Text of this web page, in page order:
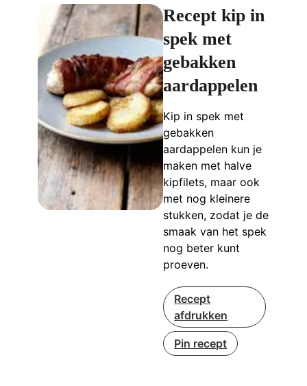
Recept kip in
spek met
gebakken
aardappelen
Kip in spek met
gebakken
aardappelen kun je
maken met halve
kipfilets, maar ook
met nog kleinere
stukken, zodat je de
smaak van het spek
nog beter kunt
proeven.
Recept
afdrukken
Pin recept